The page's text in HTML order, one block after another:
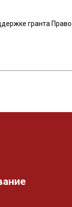
гранта